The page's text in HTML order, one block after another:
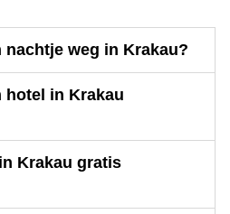
nachtje weg in Krakau?
hotel in Krakau
Krakau gratis